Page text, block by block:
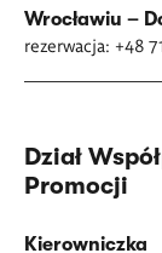
Wrocławiu –
rezerwacja: +48
Dział
Promocji
Kierowniczka